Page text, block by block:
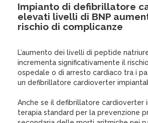
Impianto di defibrillatore
elevati livelli di BNP
rischio di complicanze
L’aumento dei livelli di peptide
incrementa significativamente il
ospedale o di arresto cardiaco tra i
un defibrillatore cardioverter
Anche se il defibrillatore cardioverter
terapia standard per la prevenzione